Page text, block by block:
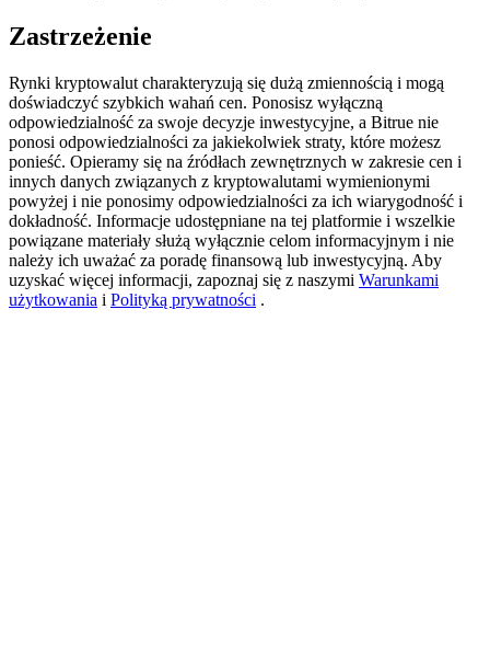
Exclusive for BitMart Users
Register & Trade to Win 500,000 USDT
Precious Metals Trading Carnival
Zastrzeżenie
Rynki kryptowalut charakteryzują się dużą zmiennością i mogą
doświadczyć szybkich wahań cen. Ponosisz wyłączną
odpowiedzialność za swoje decyzje inwestycyjne, a Bitrue nie
ponosi odpowiedzialności za jakiekolwiek straty, które możesz
ponieść. Opieramy się na źródłach zewnętrznych w zakresie cen i
innych danych związanych z kryptowalutami wymienionymi
powyżej i nie ponosimy odpowiedzialności za ich wiarygodność i
dokładność. Informacje udostępniane na tej platformie i wszelkie
powiązane materiały służą wyłącznie celom informacyjnym i nie
należy ich uważać za poradę finansową lub inwestycyjną. Aby
uzyskać więcej informacji, zapoznaj się z naszymi Warunkami
użytkowania i Polityką prywatności .